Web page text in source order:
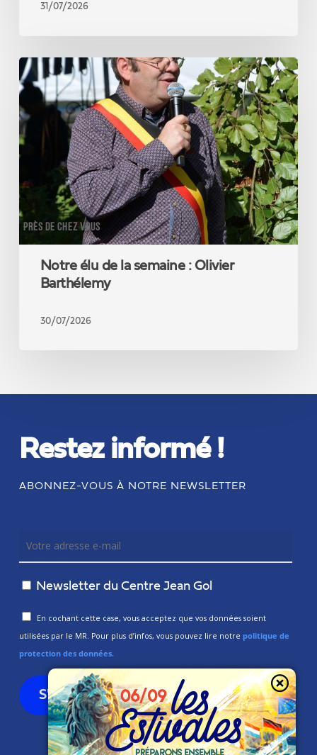
31/07/2026
PRÈS DE CHEZ VOUS
Notre
élu
de
la
semaine
:
Olivier
Barthélemy
Notre élu de la semaine : Olivier
Barthélemy
30/07/2026
Restez informé !
ABONNEZ-VOUS À NOTRE NEWSLETTER
Newsletter du Centre Jean Gol
En cochant cette case, vous acceptez que vos données soient
utilisées par le MR. Pour plus d’infos, vous pouvez lire notre politique de
protection des données.